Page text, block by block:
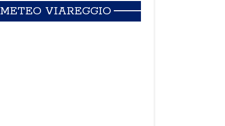
METEO VIAREGGIO